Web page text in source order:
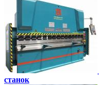
станок